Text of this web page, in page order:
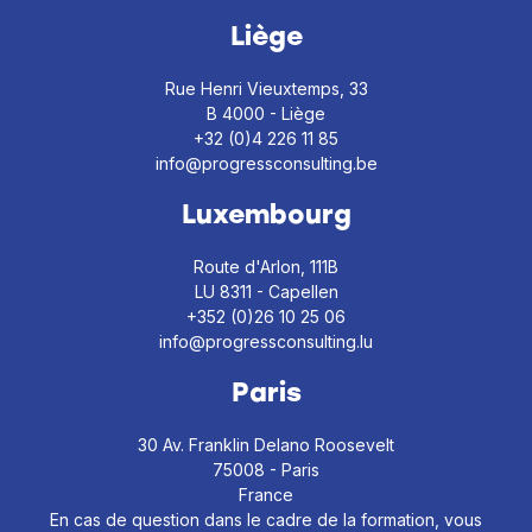
Liège
Rue Henri Vieuxtemps, 33
B 4000 - Liège
+32 (0)4 226 11 85
info@progressconsulting.be
Luxembourg
Route d'Arlon, 111B
LU 8311 - Capellen
+352 (0)26 10 25 06
info@progressconsulting.lu
Paris
30 Av. Franklin Delano Roosevelt
75008 - Paris
France
En cas de question dans le cadre de la formation, vous